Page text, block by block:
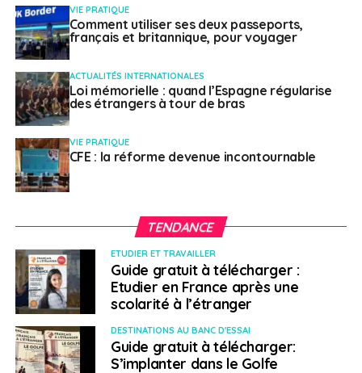
VIE PRATIQUE
Comment utiliser ses deux passeports,
français et britannique, pour voyager
ACTUALITÉS INTERNATIONALES
Loi mémorielle : quand l’Espagne régularise
des étrangers à tour de bras
VIE PRATIQUE
CFE : la réforme devenue incontournable
TENDANCE
ETUDIER ET TRAVAILLER
Guide gratuit à télécharger :
Etudier en France après une
scolarité à l’étranger
DESTINATIONS AU BANC D'ESSAI
Guide gratuit à télécharger:
S’implanter dans le Golfe